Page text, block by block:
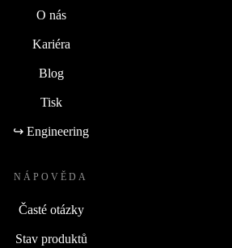
O nás
Kariéra
Blog
Tisk
↪ Engineering
NÁPOVĚDA
Časté otázky
Stav produktů